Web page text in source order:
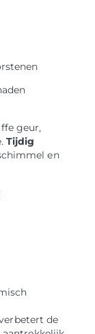
geur,
Tijdig
en
de